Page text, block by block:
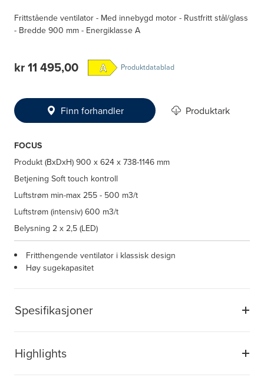
Spesifikasjoner
Highlights
Frittstående ventilator - Med innebygd motor - Rustfritt stål/glass
- Bredde 900 mm - Energiklasse A
kr 11 495,00 Produktdatablad
Finn forhandler Produktark
FOCUS
Produkt (BxDxH) 900 x 624 x 738-1146 mm
Betjening Soft touch kontroll
Luftstrøm min-max 255 - 500 m3/t
Luftstrøm (intensiv) 600 m3/t
Belysning 2 x 2,5 (LED)
Fritthengende ventilator i klassisk design
Høy sugekapasitet